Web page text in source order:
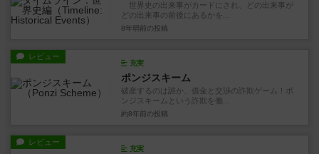
世界史の出来事がカードにされ、どの出来事が
どの出来事の前後にあるかを...
8年弱前 の投稿
レビュー
充実
ポンジスキーム
破産するのは誰か、借金と交渉の詐欺ゲーム！ポ
ンジスキームという詐欺を働...
約8年前 の投稿
レビュー
充実